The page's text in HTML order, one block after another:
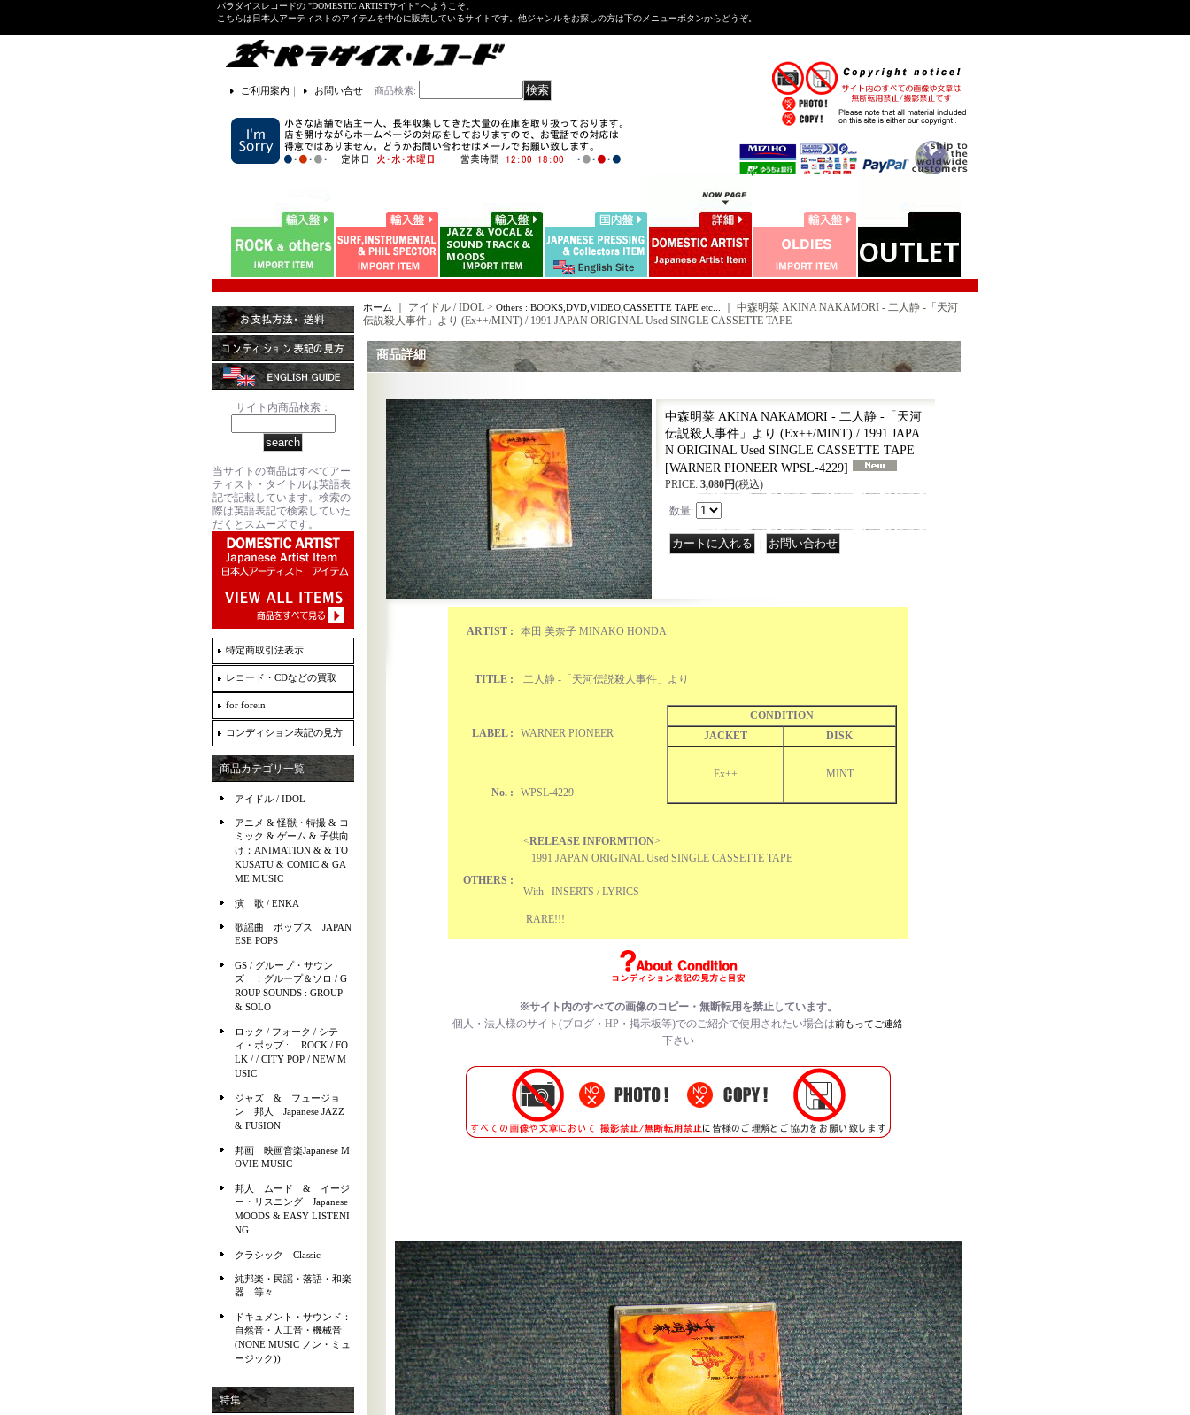
パラダイスレコードの "DOMESTIC ARTISTサイト" へようこそ。
こちらは日本人アーティストのアイテムを中心に販売しているサイトです。他ジャンルをお探しの方は下のメニューボタンからどうぞ。
ご利用案内 ｜ お問い合せ 商品検索:
サイト内商品検索：
当サイトの商品はすべてアー
ティスト・タイトルは英語表
記で記載しています。検索の
際は英語表記で検索していた
だくとスムーズです。
特定商取引法表示
レコード・CDなどの買取
for forein
コンディション表記の見方
商品カテゴリ一覧
アイドル / IDOL
アニメ & 怪獣・特撮 & コ
ミック & ゲーム & 子供向
け：ANIMATION & & TO
KUSATU & COMIC & GA
ME MUSIC
演 歌 / ENKA
歌謡曲 ポップス JAPAN
ESE POPS
GS / グループ・サウン
ズ ：グループ＆ソロ / G
ROUP SOUNDS : GROUP
& SOLO
ロック / フォーク / シテ
ィ・ポップ : ROCK / FO
LK / / CITY POP / NEW M
USIC
ジャズ & フュージョ
ン 邦人 Japanese JAZZ
& FUSION
邦画 映画音楽Japanese M
OVIE MUSIC
邦人 ムード & イージ
ー・リスニング Japanese
MOODS & EASY LISTENI
NG
クラシック Classic
純邦楽・民謡・落語・和楽
器 等々
ドキュメント・サウンド：
自然音・人工音・機械音
(NONE MUSIC ノン・ミュ
ージック))
特集
ホーム ｜ アイドル / IDOL > Others : BOOKS,DVD,VIDEO,CASSETTE TAPE etc...
中森明菜 AKINA NAKAMORI - 二人静 -「天河
伝説殺人事件」より (Ex++/MINT) / 1991 JAPAN ORIGINAL Used SINGLE CASSETTE TAPE
商品詳細
中森明菜 AKINA NAKAMORI - 二人静 -「天河
伝説殺人事件」より (Ex++/MINT) / 1991 JAPA
N ORIGINAL Used SINGLE CASSETTE TAPE
[WARNER PIONEER WPSL-4229]
PRICE: 3,080円(税込)
数量:
ARTIST : 本田 美奈子 MINAKO HONDA
TITLE : 二人静 -「天河伝説殺人事件」より
LABEL : WARNER PIONEER
CONDITION
JACKET
DISK
Ex++
MINT
No. :
WPSL-4229
OTHERS :
<RELEASE INFORMTION>
1991 JAPAN ORIGINAL Used SINGLE CASSETTE TAPE
With INSERTS / LYRICS
RARE!!!
※サイト内のすべての画像のコピー・無断転用を禁止しています。
個人・法人様のサイト(ブログ・HP・掲示板等)でのご紹介で使用されたい場合は前もってご連絡
下さい